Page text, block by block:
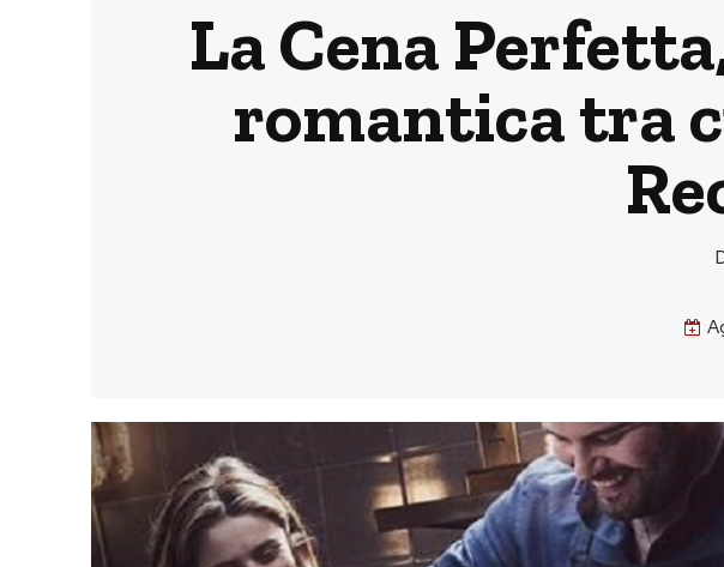
La Cena
romantica tra